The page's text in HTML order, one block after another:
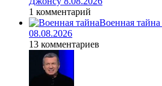
1 комментарий
Военная
08.08.2026
13 комментариев